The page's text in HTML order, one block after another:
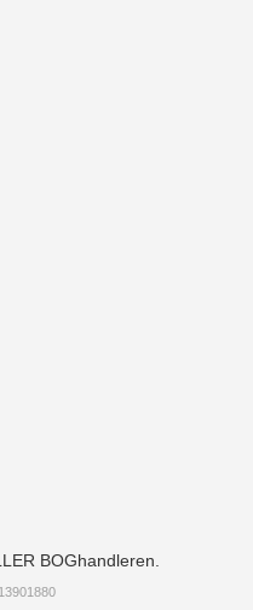
BOGhandleren.